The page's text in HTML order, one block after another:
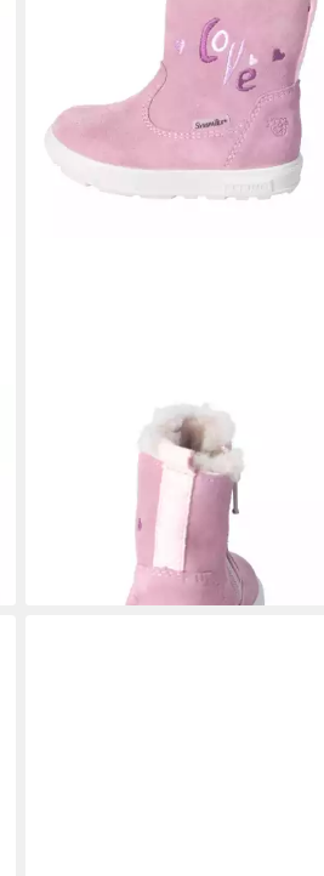
lieferbar - in 3-4 Werktagen bei dir